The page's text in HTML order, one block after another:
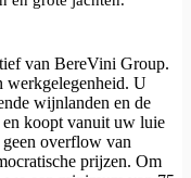
van BereVini Group.
werkgelegenheid. U
wijnlanden en de
koopt vanuit uw luie
overflow van
prijzen. Om